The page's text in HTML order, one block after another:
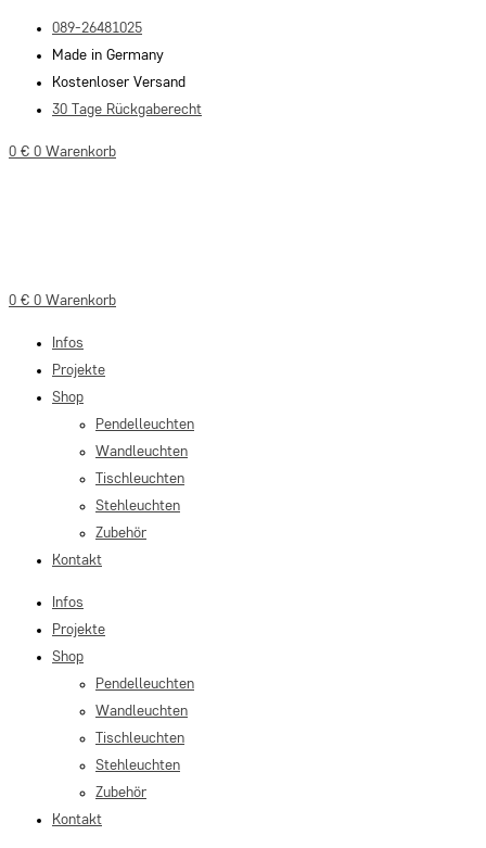
Inhalt
springen
089-26481025
Made in Germany
Kostenloser Versand
30 Tage Rückgaberecht
0 € 0 Warenkorb
0 € 0 Warenkorb
Infos
Projekte
Shop
Pendelleuchten
Wandleuchten
Tischleuchten
Stehleuchten
Zubehör
Kontakt
Infos
Projekte
Shop
Pendelleuchten
Wandleuchten
Tischleuchten
Stehleuchten
Zubehör
Kontakt